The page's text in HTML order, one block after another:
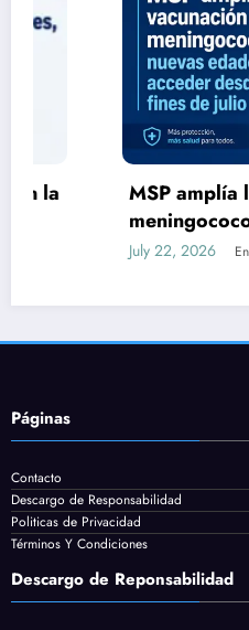
MSP amplía la
meningococo:
acceder desde fines de
En
Páginas
Contacto
Descargo de Responsabilidad
Politicas de Privacidad
Términos Y Condiciones
Descargo de Reponsabilidad